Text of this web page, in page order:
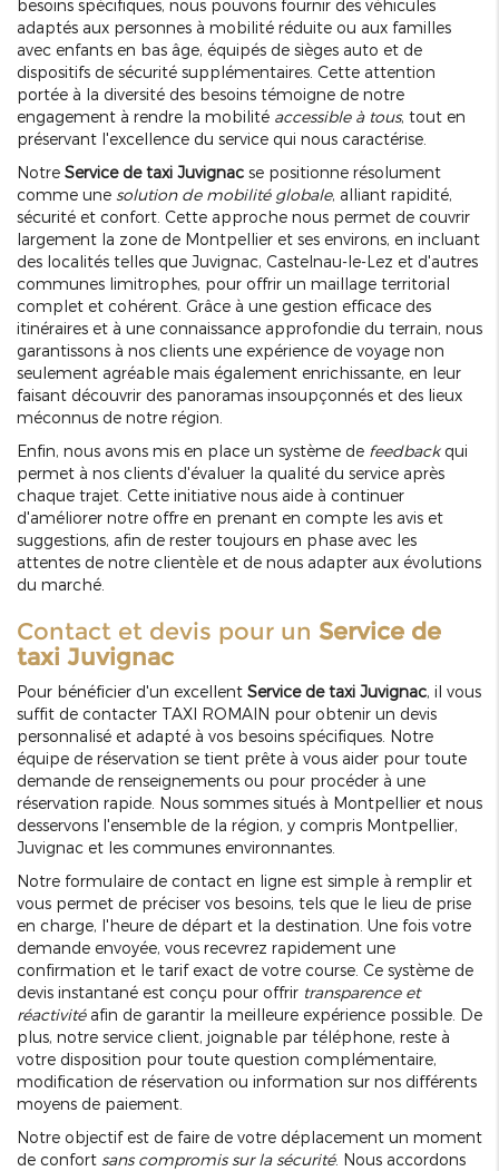
besoins spécifiques, nous pouvons fournir des véhicules
adaptés aux personnes à mobilité réduite ou aux familles
avec enfants en bas âge, équipés de sièges auto et de
dispositifs de sécurité supplémentaires. Cette attention
portée à la diversité des besoins témoigne de notre
engagement à rendre la mobilité accessible à tous, tout en
préservant l'excellence du service qui nous caractérise.
Notre Service de taxi Juvignac se positionne résolument
comme une solution de mobilité globale, alliant rapidité,
sécurité et confort. Cette approche nous permet de couvrir
largement la zone de Montpellier et ses environs, en incluant
des localités telles que Juvignac, Castelnau-le-Lez et d'autres
communes limitrophes, pour offrir un maillage territorial
complet et cohérent. Grâce à une gestion efficace des
itinéraires et à une connaissance approfondie du terrain, nous
garantissons à nos clients une expérience de voyage non
seulement agréable mais également enrichissante, en leur
faisant découvrir des panoramas insoupçonnés et des lieux
méconnus de notre région.
Enfin, nous avons mis en place un système de feedbackqui
permet à nos clients d'évaluer la qualité du service après
chaque trajet. Cette initiative nous aide à continuer
d'améliorer notre offre en prenant en compte les avis et
suggestions, afin de rester toujours en phase avec les
attentes de notre clientèle et de nous adapter aux évolutions
du marché.
Contact et devis pour un Service de
taxi Juvignac
Pour bénéficier d'un excellent Service de taxi Juvignac, il vous
suffit de contacter TAXI ROMAIN pour obtenir un devis
personnalisé et adapté à vos besoins spécifiques. Notre
équipe de réservation se tient prête à vous aider pour toute
demande de renseignements ou pour procéder à une
réservation rapide. Nous sommes situés à Montpellier et nous
desservons l'ensemble de la région, y compris Montpellier,
Juvignac et les communes environnantes.
Notre formulaire de contact en ligne est simple à remplir et
vous permet de préciser vos besoins, tels que le lieu de prise
en charge, l'heure de départ et la destination. Une fois votre
demande envoyée, vous recevrez rapidement une
confirmation et le tarif exact de votre course. Ce système de
devis instantané est conçu pour offrir transparence et
réactivitéafin de garantir la meilleure expérience possible. De
plus, notre service client, joignable par téléphone, reste à
votre disposition pour toute question complémentaire,
modification de réservation ou information sur nos différents
moyens de paiement.
Notre objectif est de faire de votre déplacement un moment
de confort sans compromis sur la sécurité. Nous accordons